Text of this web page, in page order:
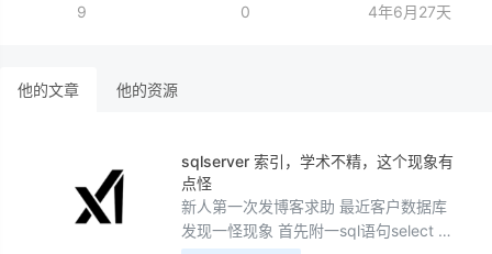
9
0
4年6月27天
他的文章 他的资源
sqlserver 索引，学术不精，这个现象有
点怪
新人第一次发博客求助 最近客户数据库
发现一怪现象 首先附一sql语句select ID